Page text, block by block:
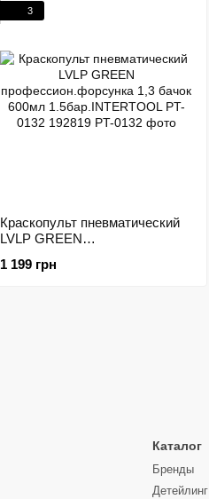
3
Краскопульт пневматический
LVLP GREEN
бачок 600мл
1 199 грн
Каталог
Бренды
Детейлинг